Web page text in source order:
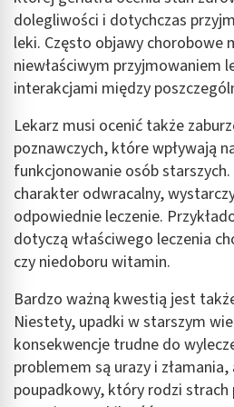
dolegliwości i dotychczas
leki. Często objawy chorobowe
niewłaściwym przyjmowaniem
interakcjami między
Lekarz musi ocenić także
poznawczych, które wpływają
funkcjonowanie osób starszych.
charakter odwracalny,
odpowiednie leczenie.
dotyczą właściwego leczenia
czy niedoboru witamin.
Bardzo ważną kwestią jest
Niestety, upadki w starszym
konsekwencje trudne do
problemem są urazy i
poupadkowy, który rodzi strach